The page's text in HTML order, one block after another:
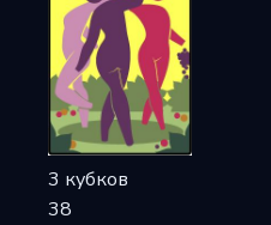
3 кубков
38